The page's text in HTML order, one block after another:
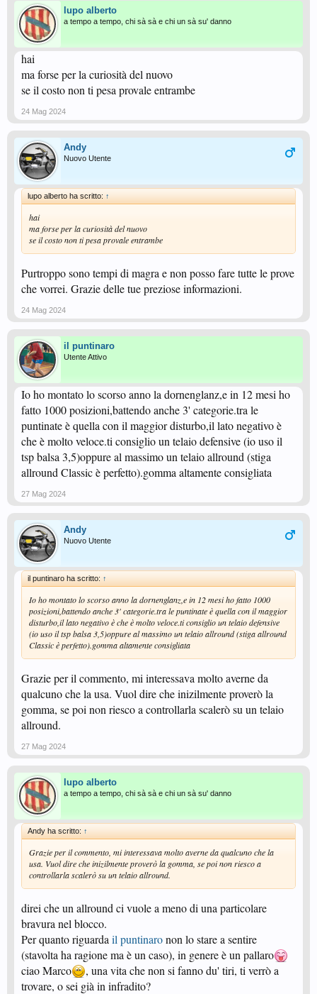
lupo alberto
a tempo a tempo, chi sà sà e chi un sà su' danno
hai
ma forse per la curiosità del nuovo
se il costo non ti pesa provale entrambe
24 Mag 2024
Andy
Nuovo Utente
lupo alberto ha scritto: ↑
hai
ma forse per la curiosità del nuovo
se il costo non ti pesa provale entrambe
Purtroppo sono tempi di magra e non posso fare tutte le prove
che vorrei. Grazie delle tue preziose informazioni.
24 Mag 2024
il puntinaro
Utente Attivo
Io ho montato lo scorso anno la dornenglanz,e in 12 mesi ho
fatto 1000 posizioni,battendo anche 3' categorie.tra le
puntinate è quella con il maggior disturbo,il lato negativo è
che è molto veloce.ti consiglio un telaio defensive (io uso il
tsp balsa 3,5)oppure al massimo un telaio allround (stiga
allround Classic è perfetto).gomma altamente consigliata
27 Mag 2024
Andy
Nuovo Utente
il puntinaro ha scritto: ↑
Io ho montato lo scorso anno la dornenglanz,e in 12 mesi ho fatto 1000
posizioni,battendo anche 3' categorie.tra le puntinate è quella con il maggior
disturbo,il lato negativo è che è molto veloce.ti consiglio un telaio defensive
(io uso il tsp balsa 3,5)oppure al massimo un telaio allround (stiga allround
Classic è perfetto).gomma altamente consigliata
Grazie per il commento, mi interessava molto averne da
qualcuno che la usa. Vuol dire che inizilmente proverò la
gomma, se poi non riesco a controllarla scalerò su un telaio
allround.
27 Mag 2024
lupo alberto
a tempo a tempo, chi sà sà e chi un sà su' danno
Andy ha scritto: ↑
Grazie per il commento, mi interessava molto averne da qualcuno che la
usa. Vuol dire che inizilmente proverò la gomma, se poi non riesco a
controllarla scalerò su un telaio allround.
direi che un allround ci vuole a meno di una particolare
bravura nel blocco.
Per quanto riguarda il puntinaronon lo stare a sentire
(stavolta ha ragione ma è un caso), in genere è un pallaro
ciao Marco
, una vita che non si fanno du' tiri, ti verrò a
trovare, o sei già in infradito?